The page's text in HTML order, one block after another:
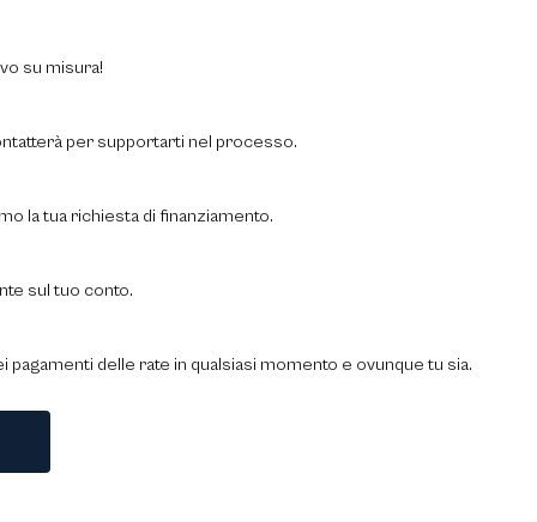
su misura!
per supportarti nel processo.
la tua richiesta di finanziamento.
sul tuo conto.
pagamenti delle rate in qualsiasi momento e ovunque tu sia.